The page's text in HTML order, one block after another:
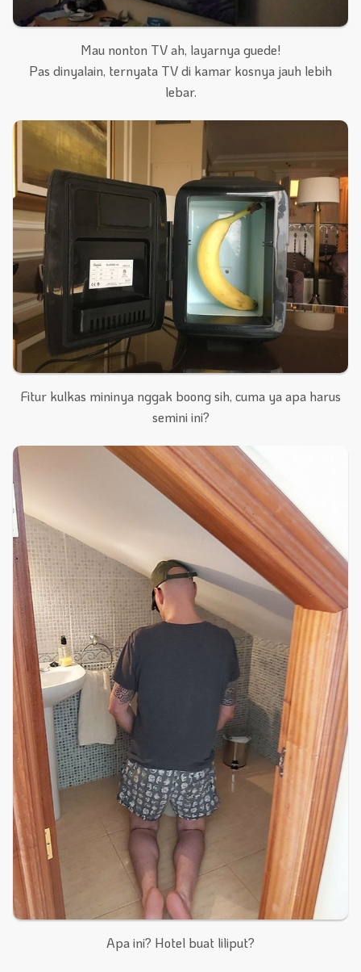
Mau nonton TV ah, layarnya guede!
Pas dinyalain, ternyata TV di kamar kosnya jauh lebih
lebar.
Fitur kulkas mininya nggak boong sih, cuma ya apa harus
semini ini?
Apa ini? Hotel buat liliput?